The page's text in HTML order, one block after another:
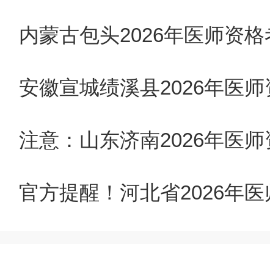
内蒙古包头2026年医师资格
安徽宣城绩溪县2026年医
注意：山东济南2026年医
官方提醒！河北省2026年